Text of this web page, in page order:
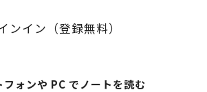
ンイン（登録無料）
フォンや PC でノートを読む